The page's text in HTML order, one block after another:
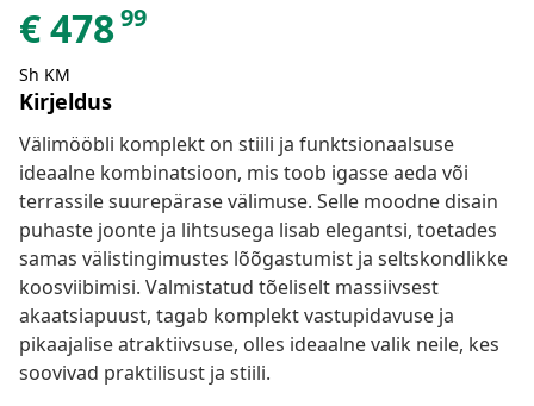
€47899
Sh KM
Kirjeldus
Välimööbli komplekt on stiili ja funktsionaalsuse
ideaalne kombinatsioon, mis toob igasse aeda või
terrassile suurepärase välimuse. Selle moodne disain
puhaste joonte ja lihtsusega lisab elegantsi, toetades
samas välistingimustes lõõgastumist ja seltskondlikke
koosviibimisi. Valmistatud tõeliselt massiivsest
akaatsiapuust, tagab komplekt vastupidavuse ja
pikaajalise atraktiivsuse, olles ideaalne valik neile, kes
soovivad praktilisust ja stiili.